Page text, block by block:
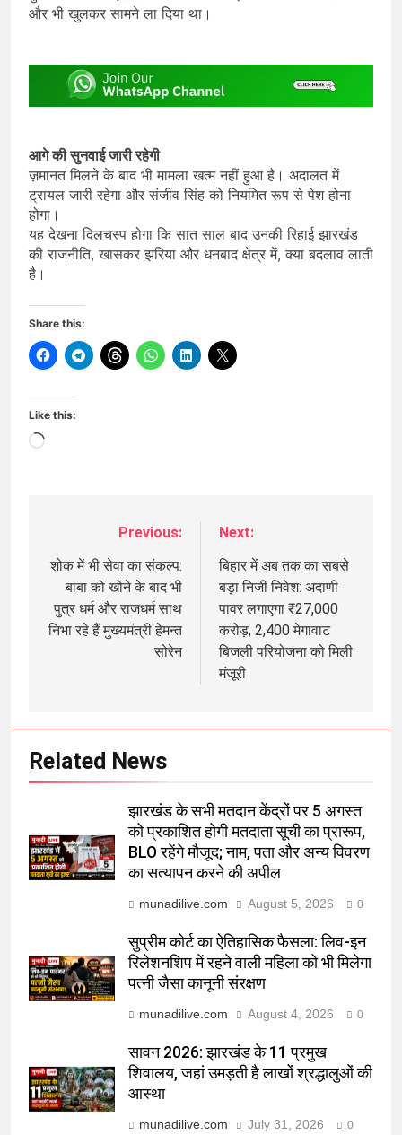
और भी खुलकर सामने ला दिया था।
आगे की सुनवाई जारी रहेगी
ज़मानत मिलने के बाद भी मामला खत्म नहीं हुआ है। अदालत में
ट्रायल जारी रहेगा और संजीव सिंह को नियमित रूप से पेश होना
होगा।
यह देखना दिलचस्प होगा कि सात साल बाद उनकी रिहाई झारखंड
की राजनीति, खासकर झरिया और धनबाद क्षेत्र में, क्या बदलाव लाती
है।
Share this:
Like this:
Loading…
navigation
Previous:
शोक में भी सेवा का संकल्प:
बाबा को खोने के बाद भी
पुत्र धर्म और राजधर्म साथ
निभा रहे हैं मुख्यमंत्री हेमन्त
सोरेन
Next:
बिहार में अब तक का सबसे
बड़ा निजी निवेश: अदाणी
पावर लगाएगा ₹27,000
करोड़, 2,400 मेगावाट
बिजली परियोजना को मिली
मंजूरी
Related News
झारखंड के सभी मतदान केंद्रों पर 5 अगस्त
को प्रकाशित होगी मतदाता सूची का प्रारूप,
BLO रहेंगे मौजूद; नाम, पता और अन्य विवरण
का सत्यापन करने की अपील
munadilive.com August 5, 2026 0
सुप्रीम कोर्ट का ऐतिहासिक फैसला: लिव-इन
रिलेशनशिप में रहने वाली महिला को भी मिलेगा
पत्नी जैसा कानूनी संरक्षण
munadilive.com August 4, 2026 0
सावन 2026: झारखंड के 11 प्रमुख
शिवालय, जहां उमड़ती है लाखों श्रद्धालुओं की
आस्था
munadilive.com July 31, 2026 0